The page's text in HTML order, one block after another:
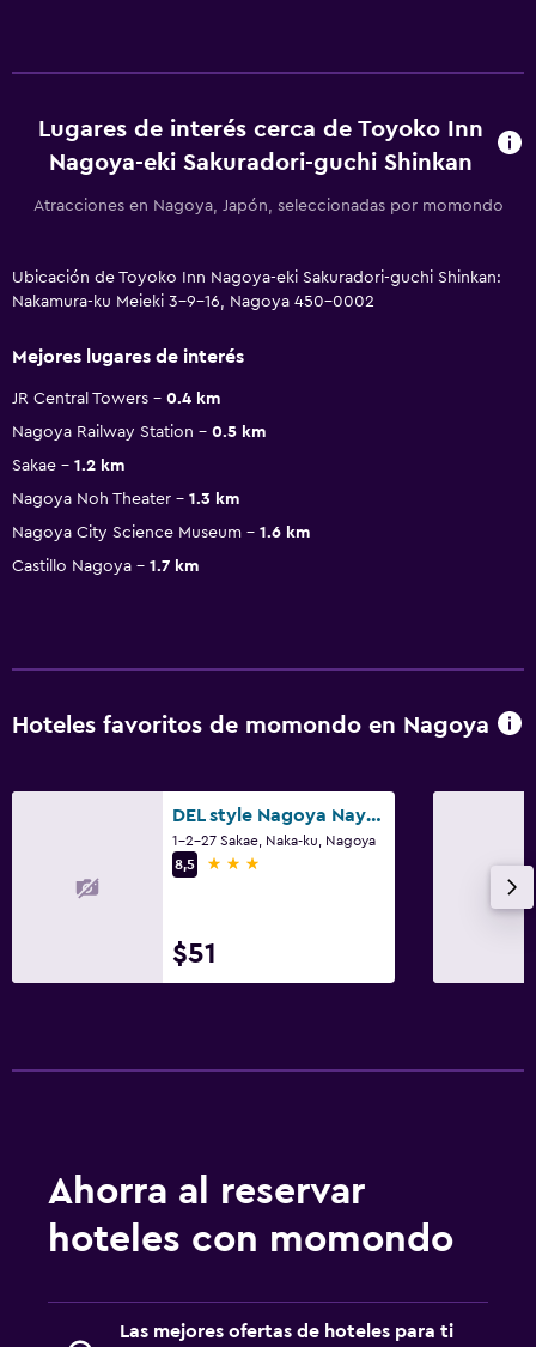
Lugares de interés cerca de Toyoko Inn
Nagoya-eki Sakuradori-guchi Shinkan
Atracciones en Nagoya, Japón, seleccionadas por momondo
Ubicación de Toyoko Inn Nagoya-eki Sakuradori-guchi Shinkan:
Nakamura-ku Meieki 3-9-16, Nagoya 450-0002
Mejores lugares de interés
JR Central Towers
0.4 km
Nagoya Railway Station
0.5 km
Sakae
1.2 km
Nagoya Noh Theater
1.3 km
Nagoya City Science Museum
1.6 km
Castillo Nagoya
1.7 km
Hoteles favoritos de momondo en Nagoya
DEL style Nagoya Nayabashi by Daiwa Roynet Hotel
1-2-27 Sakae, Naka-ku, Nagoya
8,5
3 estrellas
$51
Ahorra al reservar
hoteles con momondo
Las mejores ofertas de hoteles para ti